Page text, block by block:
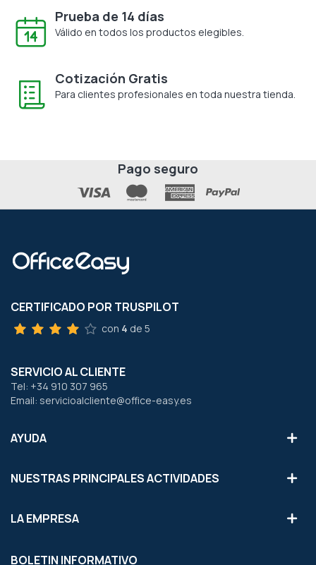
Prueba de 14 días
Válido en todos los productos elegibles.
Cotización Gratis
Para clientes profesionales en toda nuestra tienda.
Pago seguro
CERTIFICADO POR TRUSPILOT
con 4 de 5
SERVICIO AL CLIENTE
Tel: +34 910 307 965
Email: servicioalcliente@office-easy.es
AYUDA
NUESTRAS PRINCIPALES ACTIVIDADES
LA EMPRESA
BOLETIN INFORMATIVO